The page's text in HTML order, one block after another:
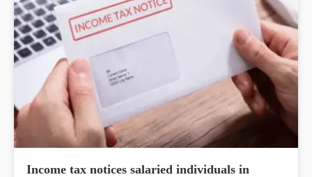
Income tax notices salaried individuals in